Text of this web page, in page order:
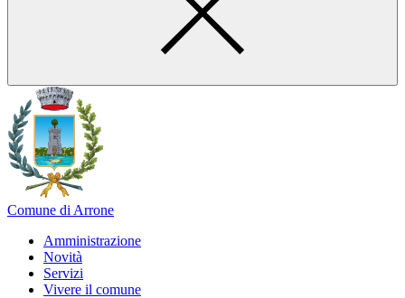
Comune di Arrone
Amministrazione
Novità
Servizi
Vivere il comune